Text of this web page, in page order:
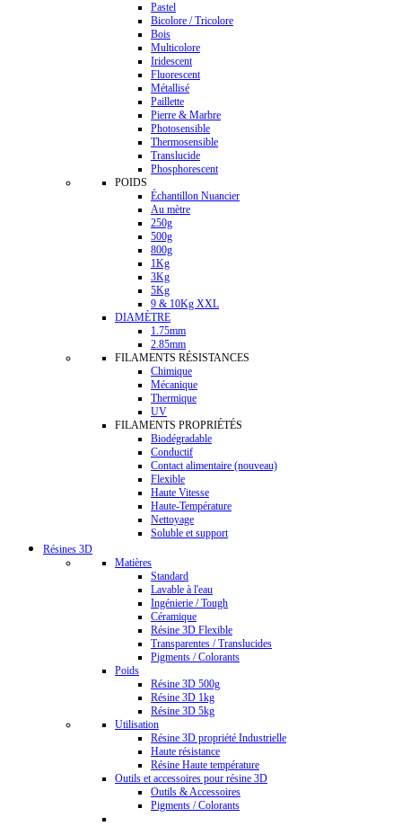
Pastel
Bicolore / Tricolore
Bois
Multicolore
Iridescent
Fluorescent
Métallisé
Paillette
Pierre & Marbre
Photosensible
Thermosensible
Translucide
Phosphorescent
POIDS
Échantillon Nuancier
Au mètre
250g
500g
800g
1Kg
3Kg
5Kg
9 & 10Kg XXL
DIAMÈTRE
1.75mm
2.85mm
FILAMENTS RÉSISTANCES
Chimique
Mécanique
Thermique
UV
FILAMENTS PROPRIÉTÉS
Biodégradable
Conductif
Contact alimentaire (nouveau)
Flexible
Haute Vitesse
Haute-Température
Nettoyage
Soluble et support
Résines 3D
Matières
Standard
Lavable à l'eau
Ingénierie / Tough
Céramique
Résine 3D Flexible
Transparentes / Translucides
Pigments / Colorants
Poids
Résine 3D 500g
Résine 3D 1kg
Résine 3D 5kg
Utilisation
Résine 3D propriété Industrielle
Haute résistance
Résine Haute température
Outils et accessoires pour résine 3D
Outils & Accessoires
Pigments / Colorants